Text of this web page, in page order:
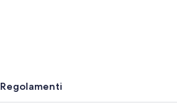
Regolamenti